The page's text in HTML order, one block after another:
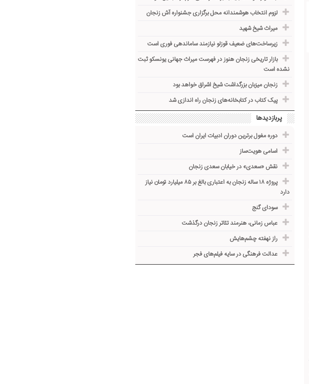
لزوم انتخاب هوشمندانه محل برگزاری جشنواره آش زنجان
میراث شیخ شهید
زیرساخت‌های ضعیف قوزلو نیازمند ساماندهی فوری است
بازار تاریخی زنجان هنوز در فهرست میراث جهانی یونسکو ثبت
نشده است
زنجان میزبان بزرگداشت شیخ اشراق خواهد بود
پیک کتاب در کتابخانه‌های زنجان راه اندازی شد
پربازدیدها
دوره مغول برترین دوران ادبیات ایران است
اسامی هویت‌ساز
نقش «سعدی» در خیابان سعدی زنجان
پروژه ۱۸ ساله زنجان به اعتباری بالغ بر ۸۵ میلیارد تومان نیاز
دارد
سودای گنج
عباس زمانی، هنرمند تئاتر زنجان درگذشت
راز نهفته چشم‌هایش
عدالت فرهنگی در سایه فیلم‌های فجر